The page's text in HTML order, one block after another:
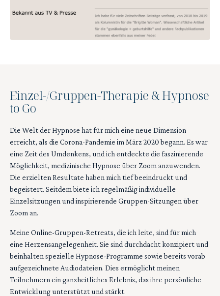
Einzel-/Gruppen-Therapie & Hypnose
to Go
Die Welt der Hypnose hat für mich eine neue Dimension
erreicht, als die Corona-Pandemie im März 2020 begann. Es war
eine Zeit des Umdenkens, und ich entdeckte die faszinierende
Möglichkeit, medizinische Hypnose über Zoom anzuwenden.
Die erzielten Resultate haben mich tief beeindruckt und
begeistert. Seitdem biete ich regelmäßig individuelle
Einzelsitzungen und inspirierende Gruppen-Sitzungen über
Zoom an.
Meine Online-Gruppen-Retreats, die ich leite, sind für mich
eine Herzensangelegenheit. Sie sind durchdacht konzipiert und
beinhalten spezielle Hypnose-Programme sowie bereits vorab
aufgezeichnete Audiodateien. Dies ermöglicht meinen
Teilnehmern ein ganzheitliches Erlebnis, das ihre persönliche
Entwicklung unterstützt und stärkt.